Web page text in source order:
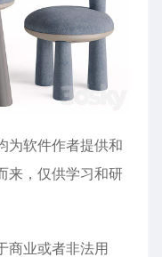
为软件作者提供和
来，仅供学习和研
商业或者非法用